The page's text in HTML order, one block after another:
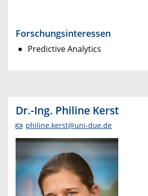
Forschungsinteressen
Predictive Analytics
Dr.-Ing. Philine Kerst
philine.kerst@uni-due.de